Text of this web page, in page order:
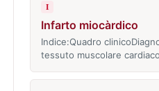
I
Infarto miocàrdico
Indice:Quadro
tessuto muscolare